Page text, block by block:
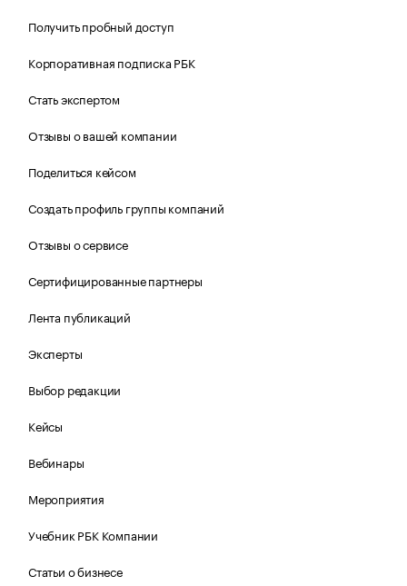
Получить пробный доступ
Корпоративная подписка РБК
Стать экспертом
Отзывы о вашей компании
Поделиться кейсом
Создать профиль группы компаний
Отзывы о сервисе
Сертифицированные партнеры
Лента публикаций
Эксперты
Выбор редакции
Кейсы
Вебинары
Мероприятия
Учебник РБК Компании
Статьи о бизнесе